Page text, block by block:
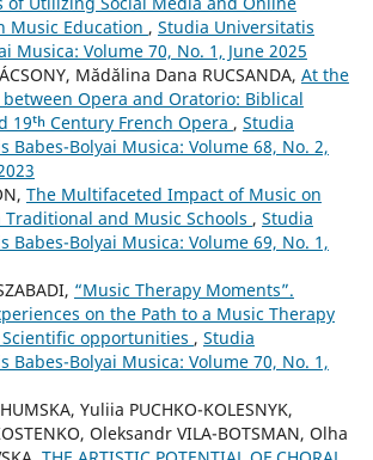
Music Education , Studia Universitatis
Musica: Volume 70, No. 1, June 2025
Mădălina Dana RUCSANDA, At the
between Opera and Oratorio: Biblical
19ᵗʰ Century French Opera , Studia
Babes-Bolyai Musica: Volume 68, No. 2,
The Multifaceted Impact of Music on
and Music Schools , Studia
Babes-Bolyai Musica: Volume 69, No. 1,
“Music Therapy Moments”.
on the Path to a Music Therapy
Scientific opportunities , Studia
Babes-Bolyai Musica: Volume 70, No. 1,
Yuliia PUCHKO-KOLESNYK,
Oleksandr VILA-BOTSMAN, Olha